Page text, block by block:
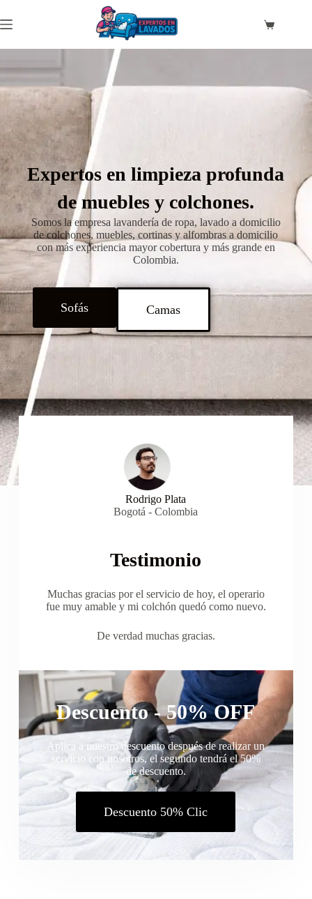
Expertos en limpieza profunda
de muebles y colchones.
Somos la empresa lavandería de ropa, lavado a domicilio
de colchones, muebles, cortinas y alfombras a domicilio
con más experiencia mayor cobertura y más grande en
Colombia.
Sofás Camas
Rodrigo Plata
Bogotá - Colombia
Testimonio
Muchas gracias por el servicio de hoy, el operario
fue muy amable y mi colchón quedó como nuevo.
De verdad muchas gracias.
Descuento - 50% OFF
Aplica a nuestro descuento después de realizar un
servicio con nosotros, el segundo tendrá el 50%
de descuento.
Descuento 50% Clic